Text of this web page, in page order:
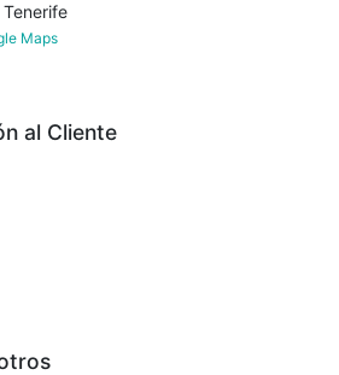
Maps
al Cliente